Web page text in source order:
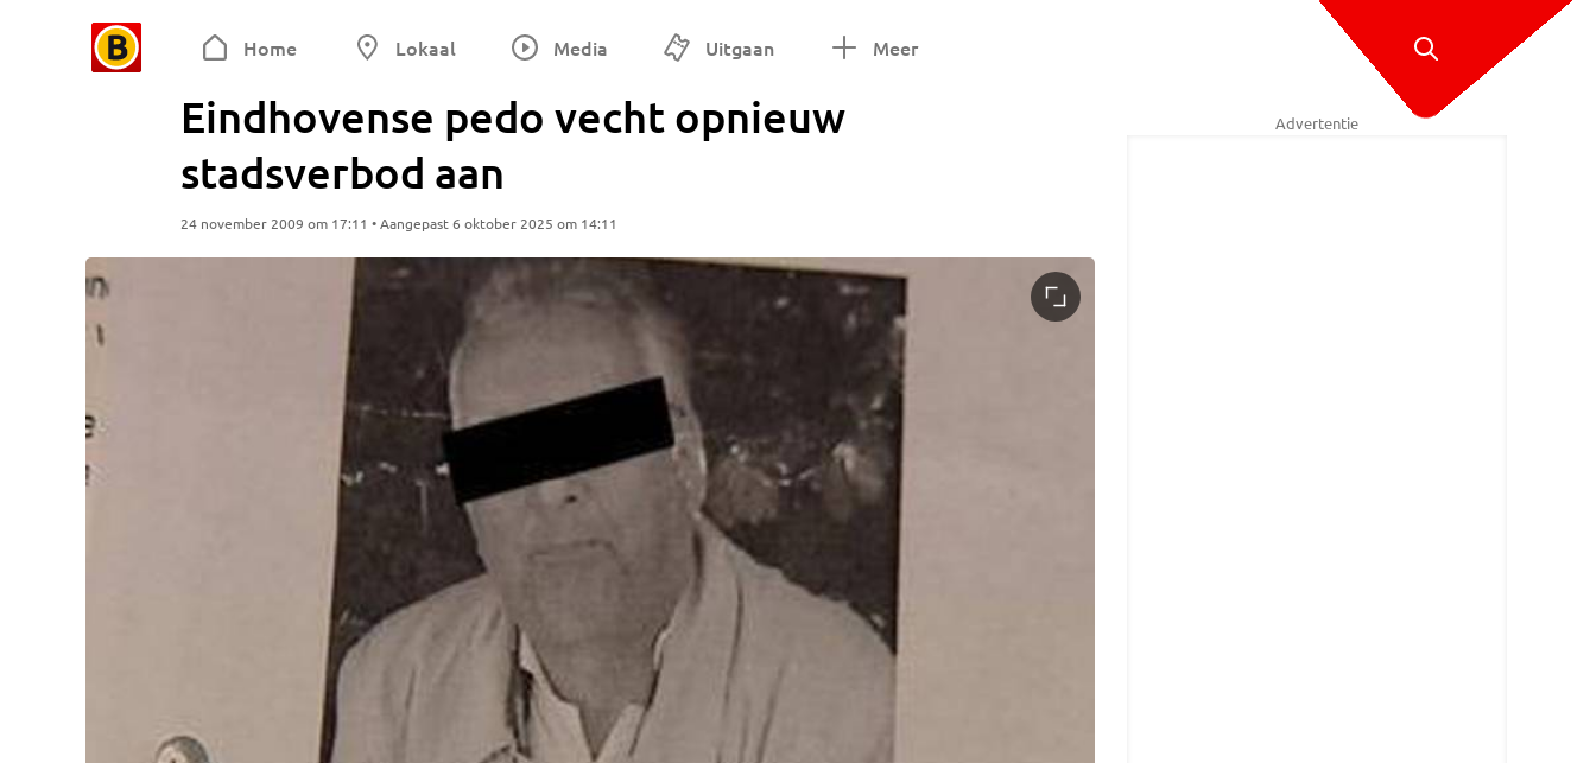
Home Lokaal Media Uitgaan Meer
Eindhovense pedo vecht opnieuw
stadsverbod aan
24 november 2009 om 17:11 • Aangepast 6 oktober 2025 om 14:11
Advertentie